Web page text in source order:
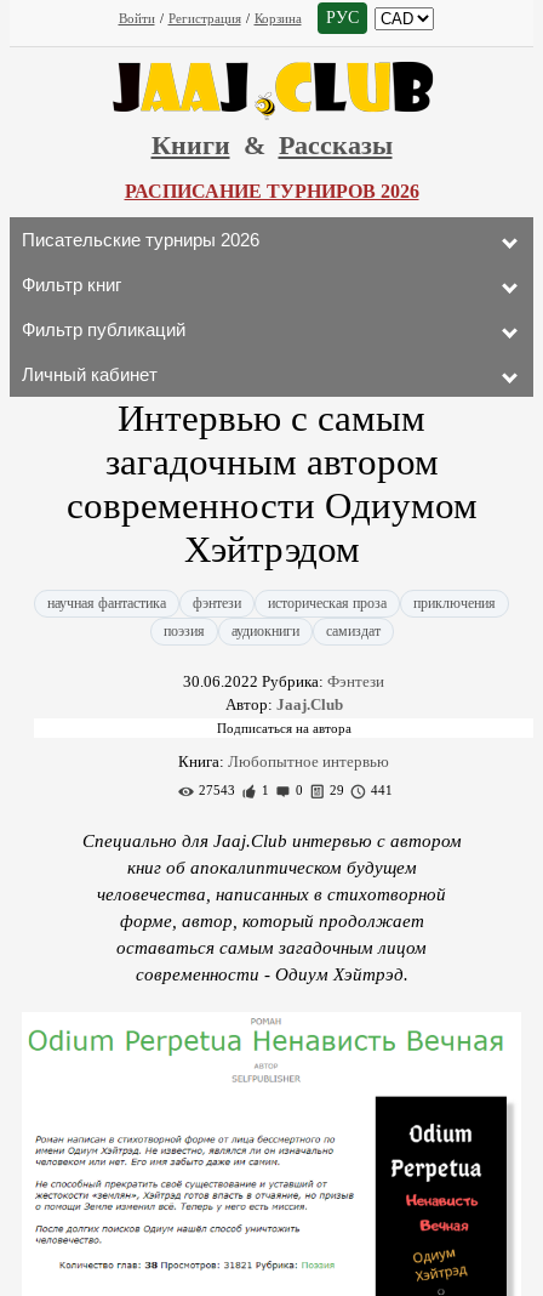
Войти / Регистрация / Корзина РУС
Книги & Рассказы
РАСПИСАНИЕ ТУРНИРОВ 2026
Писательские турниры 2026
Фильтр книг
Фильтр публикаций
Личный кабинет
Интервью с самым
загадочным автором
современности Одиумом
Хэйтрэдом
научная фантастика фэнтези историческая проза
приключения
поэзия
аудиокниги самиздат
30.06.2022 Рубрика: Фэнтези
Автор: Jaaj.Club
Книга: Любопытное интервью
27543 1 0 29 441
Специально для Jaaj.Club интервью с автором
книг об апокалиптическом будущем
человечества, написанных в стихотворной
форме, автор, который продолжает
оставаться самым загадочным лицом
современности - Одиум Хэйтрэд.